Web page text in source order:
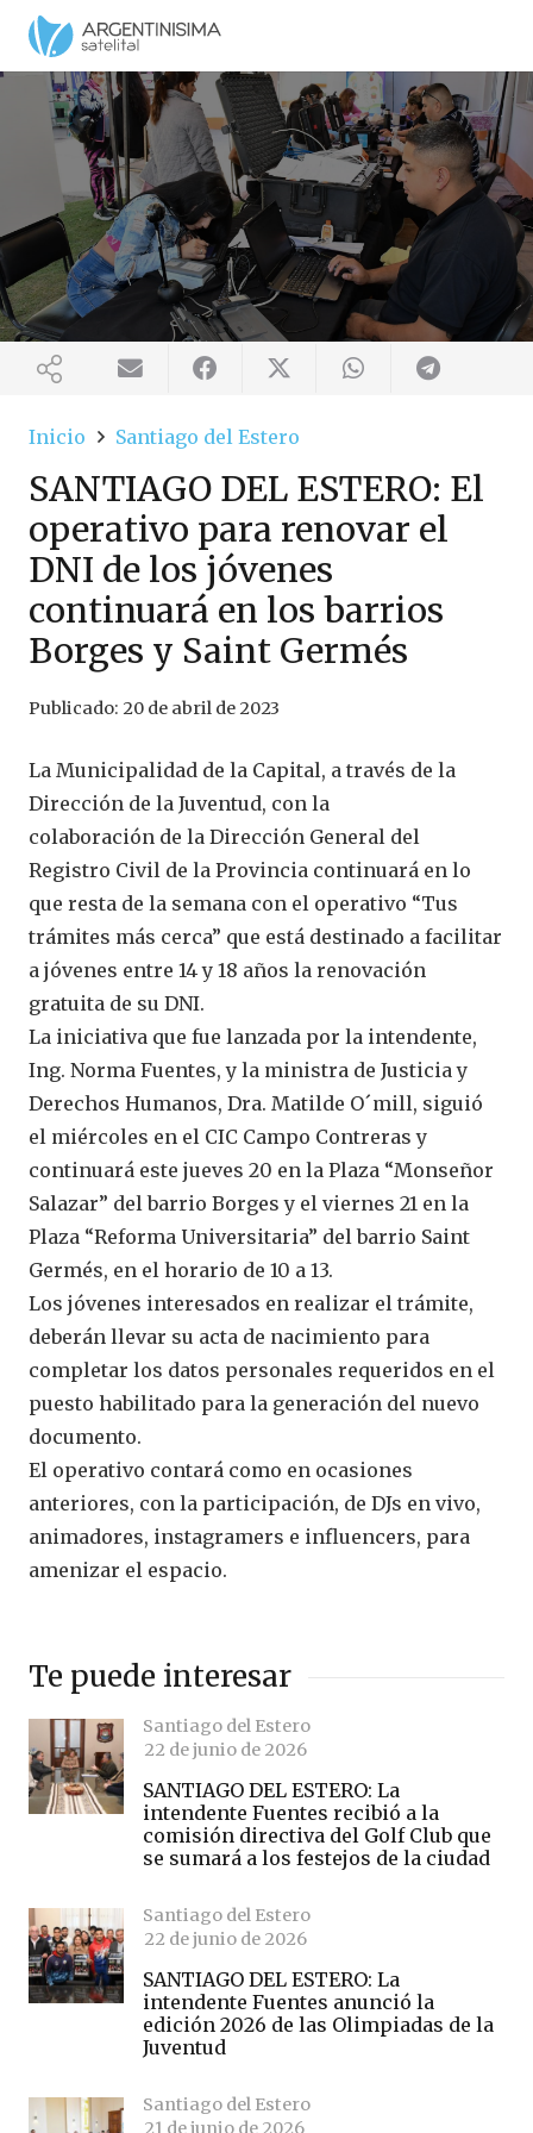
Inicio Santiago del Estero
SANTIAGO DEL ESTERO: El
operativo para renovar el
DNI de los jóvenes
continuará en los barrios
Borges y Saint Germés
Publicado: 20 de abril de 2023
La Municipalidad de la Capital, a través de la
Dirección de la Juventud, con la
colaboración de la Dirección General del
Registro Civil de la Provincia continuará en lo
que resta de la semana con el operativo “Tus
trámites más cerca” que está destinado a facilitar
a jóvenes entre 14 y 18 años la renovación
gratuita de su DNI.
La iniciativa que fue lanzada por la intendente,
Ing. Norma Fuentes, y la ministra de Justicia y
Derechos Humanos, Dra. Matilde O´mill, siguió
el miércoles en el CIC Campo Contreras y
continuará este jueves 20 en la Plaza “Monseñor
Salazar” del barrio Borges y el viernes 21 en la
Plaza “Reforma Universitaria” del barrio Saint
Germés, en el horario de 10 a 13.
Los jóvenes interesados en realizar el trámite,
deberán llevar su acta de nacimiento para
completar los datos personales requeridos en el
puesto habilitado para la generación del nuevo
documento.
El operativo contará como en ocasiones
anteriores, con la participación, de DJs en vivo,
animadores, instagramers e influencers, para
amenizar el espacio.
Te puede interesar
Santiago del Estero
22 de junio de 2026
SANTIAGO DEL ESTERO: La
intendente Fuentes recibió a la
comisión directiva del Golf Club que
se sumará a los festejos de la ciudad
Santiago del Estero
22 de junio de 2026
SANTIAGO DEL ESTERO: La
intendente Fuentes anunció la
edición 2026 de las Olimpiadas de la
Juventud
Santiago del Estero
21 de junio de 2026